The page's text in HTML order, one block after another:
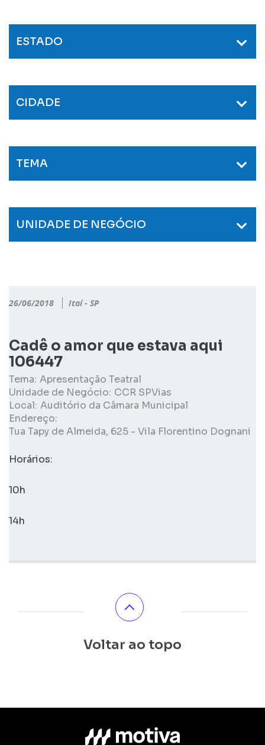
ESTADO
CIDADE
TEMA
UNIDADE DE NEGÓCIO
26/06/2018 Itaí - SP
Cadê o amor que estava aqui
106447
Tema: Apresentação Teatral
Unidade de Negócio: CCR SPVias
Local: Auditório da Câmara Municipal
Endereço:
Tua Tapy de Almeida, 625 - Vila Florentino Dognani
Horários:
10h
14h
Voltar ao topo